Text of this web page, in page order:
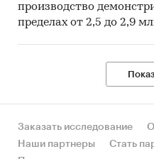
Фактическое
отличаться от
Источник: TK Solutions
Стройматериалы /
Россия
производство
пределах от 2,5 до 2,9
Заказать исследование
Наши партнеры
Стать